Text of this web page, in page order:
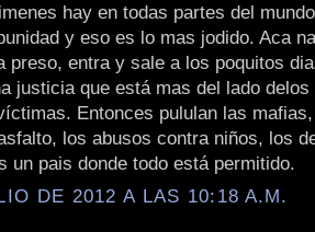
hay en todas partes del
y eso es lo mas jodido. Aca
preso, entra y sale a los poquitos
justicia que está mas del lado
Entonces pululan las
los abusos contra niños, los
un pais donde todo está permitido.
DE 2012 A LAS 10:18 A.M.